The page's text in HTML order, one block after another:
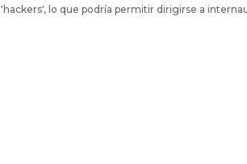
'hackers', lo que podría permitir dirigirse a